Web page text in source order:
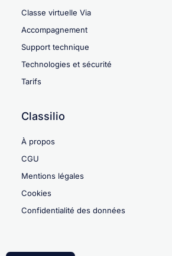
Classe virtuelle Via
Accompagnement
Support technique
Technologies et sécurité
Tarifs
Classilio
À propos
CGU
Mentions légales
Cookies
Confidentialité des données